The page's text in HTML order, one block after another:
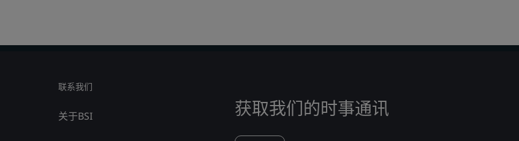
联系我们
关于BSI 获取我们的时事通讯